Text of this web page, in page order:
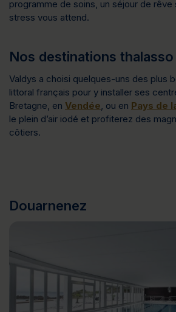
programme de soins, un séjour de rêve
stress vous attend.
Nos destinations thalasso
Valdys a choisi quelques-uns des plus
littoral français pour y installer ses
Bretagne, en Vendée, ou en Pays de
le plein d’air iodé et profiterez des
côtiers.
Douarnenez